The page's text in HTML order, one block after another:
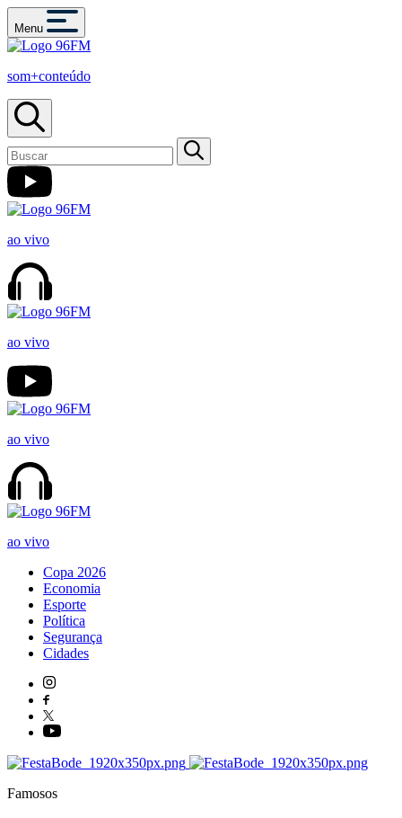
Menu
som+conteúdo
ao vivo
ao vivo
ao vivo
ao vivo
Copa 2026
Economia
Esporte
Política
Segurança
Cidades
Famosos